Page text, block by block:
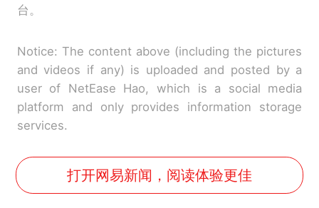
台。
Notice: The content above (including the pictures
and videos if any) is uploaded and posted by a
user of NetEase Hao, which is a social media
platform and only provides information storage
services.
打开网易新闻，阅读体验更佳